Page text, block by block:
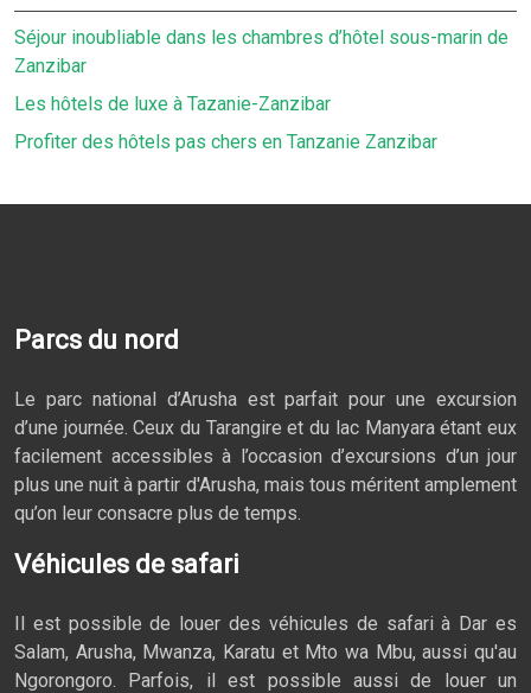
Séjour inoubliable dans les chambres d’hôtel sous-marin de
Zanzibar
Les hôtels de luxe à Tazanie-Zanzibar
Profiter des hôtels pas chers en Tanzanie Zanzibar
Parcs du nord
Le parc national d’Arusha est parfait pour une excursion
d’une journée. Ceux du Tarangire et du lac Manyara étant eux
facilement accessibles à l’occasion d’excursions d’un jour
plus une nuit à partir d'Arusha, mais tous méritent amplement
qu’on leur consacre plus de temps.
Véhicules de safari
Il est possible de louer des véhicules de safari à Dar es
Salam, Arusha, Mwanza, Karatu et Mto wa Mbu, aussi qu'au
Ngorongoro. Parfois, il est possible aussi de louer un